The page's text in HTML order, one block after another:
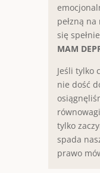
pełzną
się
MAM
Jeśli tylko
nie dość
tylko
spada
prawo